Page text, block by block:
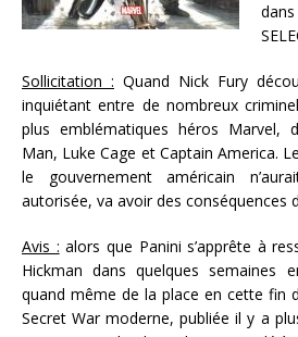
Sollicitation : Quand Nick Fury
inquiétant entre de nombreux
plus emblématiques héros Marvel,
Man, Luke Cage et Captain America.
le gouvernement américain
autorisée, va avoir des conséquences
Avis : alors que Panini s’apprête à
Hickman dans quelques semaines
quand même de la place en cette fin
Secret War moderne, publiée il y a